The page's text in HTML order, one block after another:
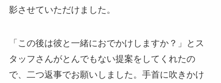
影させていただけました。
「この後は彼と一緒におでかけしますか？」とス
タッフさんがとんでもない提案をしてくれたの
で、二つ返事でお願いしました。手首に吹きかけ